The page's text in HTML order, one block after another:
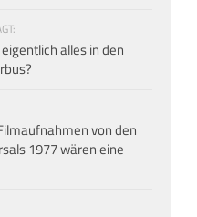
alles in den
von den
1977 wären eine